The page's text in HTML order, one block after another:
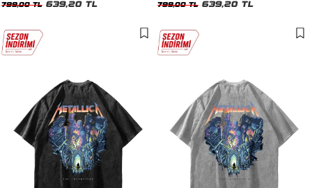
799,00 TL 639,20 TL 799,00 TL 639,20 TL